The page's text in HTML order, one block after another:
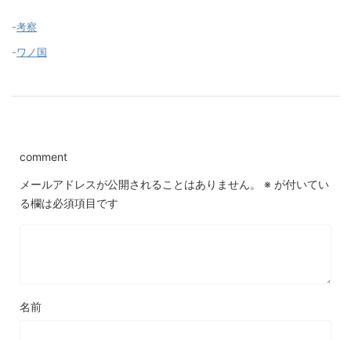
-考察
-ワノ国
comment
メールアドレスが公開されることはありません。 ※ が付いてい
る欄は必須項目です
名前